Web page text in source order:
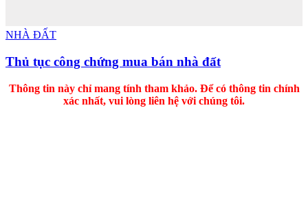
NHÀ ĐẤT
Thủ tục công chứng mua bán nhà đất
Thông tin này chỉ mang tính tham khảo. Để có thông tin chính
xác nhất, vui lòng liên hệ với chúng tôi.